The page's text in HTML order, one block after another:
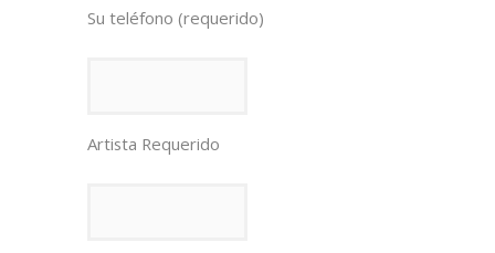
Su teléfono (requerido)
Artista Requerido